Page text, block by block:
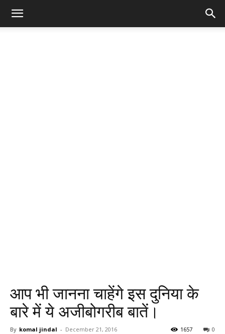
आप भी जानना चाहेंगे इस दुनिया के
बारे में ये अजीबोगरीब बातें।
By komal jindal - December 21, 2016 0
1657